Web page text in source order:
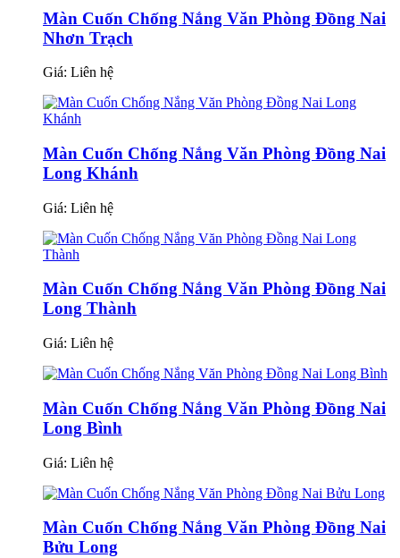
Màn Cuốn Chống Nắng Văn Phòng Đồng Nai
Nhơn Trạch
Giá: Liên hệ
Màn Cuốn Chống Nắng Văn Phòng Đồng Nai
Long Khánh
Giá: Liên hệ
Màn Cuốn Chống Nắng Văn Phòng Đồng Nai
Long Thành
Giá: Liên hệ
Màn Cuốn Chống Nắng Văn Phòng Đồng Nai
Long Bình
Giá: Liên hệ
Màn Cuốn Chống Nắng Văn Phòng Đồng Nai
Bửu Long